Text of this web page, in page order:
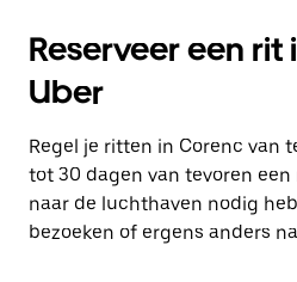
Reserveer een rit
Uber
Regel je ritten in Corenc van
tot 30 dagen van tevoren
naar de luchthaven nodig
bezoeken of ergens anders